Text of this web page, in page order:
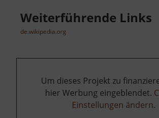
Weiterführende Links
de.wikipedia.org
Um dieses Projekt zu
hier Werbung eingeblendet.
Einstellungen ändern.